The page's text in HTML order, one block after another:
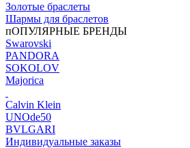
Золотые браслеты
Шармы для браслетов
пОПУЛЯРНЫЕ БРЕНДЫ
Swarovski
PANDORA
SOKOLOV
Majorica
Calvin Klein
UNOde50
BVLGARI
Индивидуальные заказы